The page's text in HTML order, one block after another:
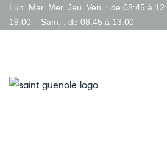
Lun. Mar. Mer. Jeu. Ven. : de 08:45 à
19:00 – Sam. : de 08:45 à 13:00